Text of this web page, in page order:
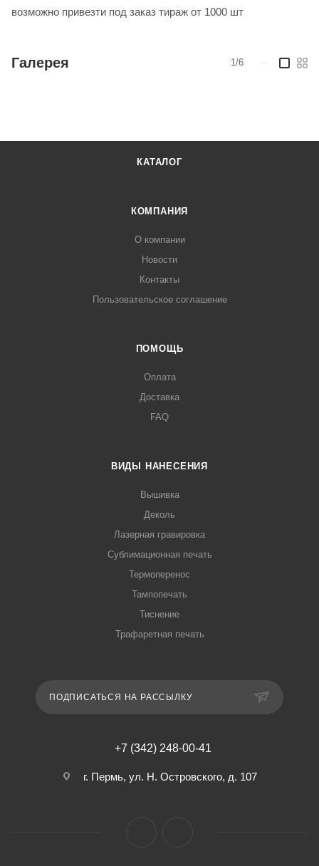
возможно привезти под заказ тираж от 1000 шт
Галерея 1/6
КАТАЛОГ
КОМПАНИЯ
О компании
Новости
Контакты
Пользовательское соглашение
ПОМОЩЬ
Оплата
Доставка
FAQ
ВИДЫ НАНЕСЕНИЯ
Вышивка
Деколь
Лазерная гравировка
Сублимационная печать
Термоперенос
Тампопечать
Тиснение
Трафаретная печать
ПОДПИСАТЬСЯ НА РАССЫЛКУ
+7 (342) 248-00-41
г. Пермь, ул. Н. Островского, д. 107